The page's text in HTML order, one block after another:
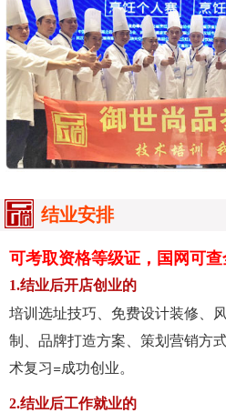
结业安排
可考取资格等级证，国网可查
1.结业后开店创业的
培训选址技巧、免费设计装修、
制、品牌打造方案、策划营销方
术复习=成功创业。
2.结业后工作就业的